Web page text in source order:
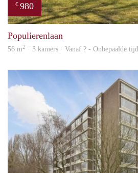
€ 980
Populierenlaan
56 m2 · 3 kamers · Vanaf ? - Onbepaalde tijd